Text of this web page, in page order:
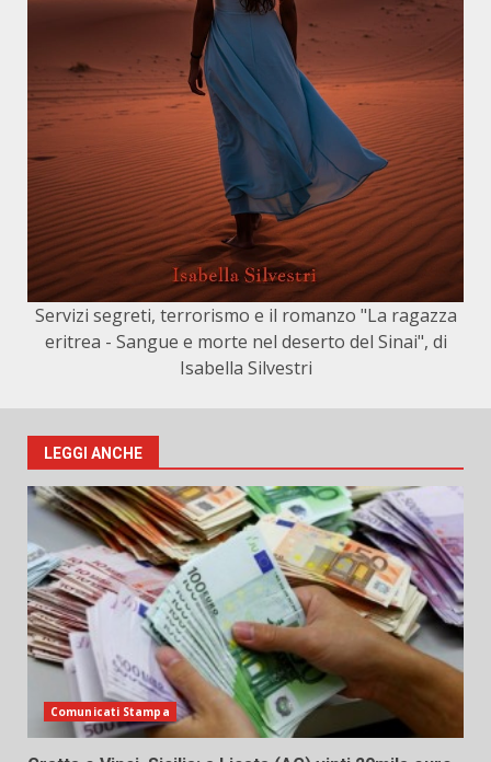
Servizi segreti, terrorismo e il romanzo "La ragazza
eritrea - Sangue e morte nel deserto del Sinai", di
Isabella Silvestri
LEGGI ANCHE
Comunicati Stampa